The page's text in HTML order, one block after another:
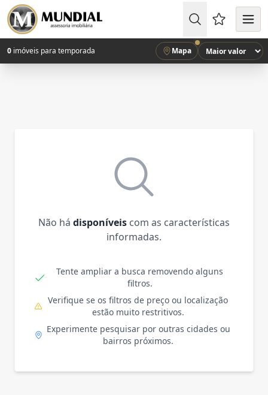
Favoritos
0 imóveis para temporada Mapa
Não há disponíveis com as características
informadas.
Tente ampliar a busca removendo alguns
filtros.
Verifique se os filtros de preço ou localização
estão muito restritivos.
Experimente pesquisar por outras cidades ou
bairros próximos.